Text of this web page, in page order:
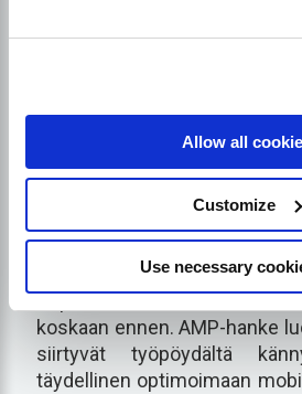
Allow all
Customize
Use necessary
Kun mobiililaitteet ovat
Kymmenen vuoden aikana
seuraavat tiedot
mobiilikäyttäjien
laskenut 46:een.Jos suurin
liikenteestä tulee mobiilista,
tarpeiden huomioon
koskaan ennen. AMP-hanke
siirtyvät työpöydältä
täydellinen optimoimaan